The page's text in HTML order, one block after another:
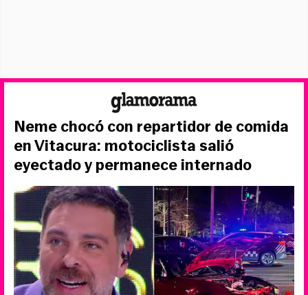
Neme chocó con repartidor de comida
en Vitacura: motociclista salió
eyectado y permanece internado